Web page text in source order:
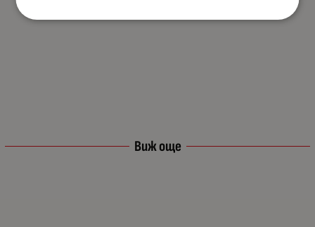
Виж още